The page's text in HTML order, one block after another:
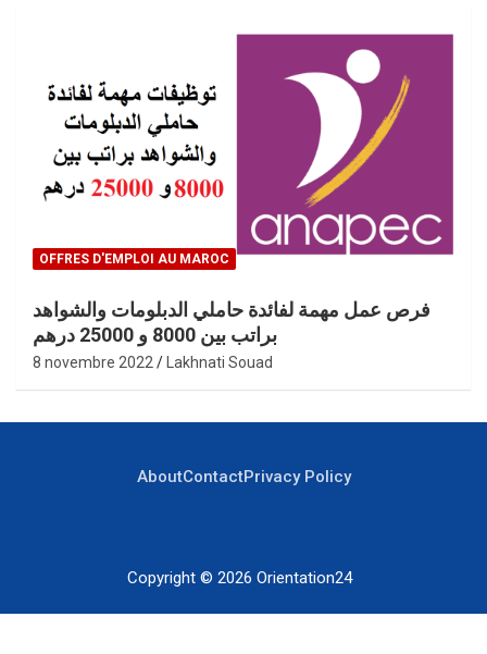
OFFRES D'EMPLOI AU MAROC
فرص عمل مهمة لفائدة حاملي الدبلومات والشواهد
براتب بين 8000 و 25000 درهم
8 novembre 2022 Lakhnati Souad
AboutContactPrivacy Policy
Copyright © 2026 Orientation24